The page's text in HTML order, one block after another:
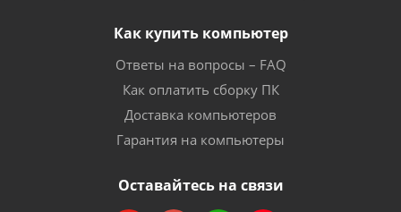
Как купить компьютер
Ответы на вопросы – FAQ
Как оплатить сборку ПК
Доставка компьютеров
Гарантия на компьютеры
Оставайтесь на связи